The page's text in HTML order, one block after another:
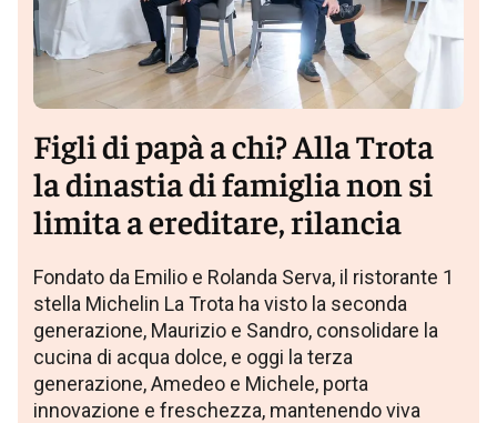
Figli di papà a chi? Alla Trota
la dinastia di famiglia non si
limita a ereditare, rilancia
Fondato da Emilio e Rolanda Serva, il ristorante 1
stella Michelin La Trota ha visto la seconda
generazione, Maurizio e Sandro, consolidare la
cucina di acqua dolce, e oggi la terza
generazione, Amedeo e Michele, porta
innovazione e freschezza, mantenendo viva